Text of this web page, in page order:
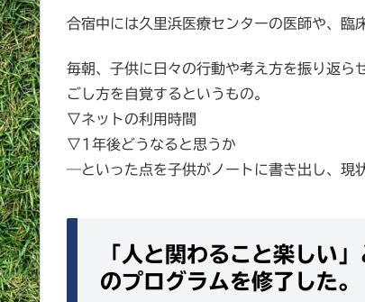
合宿中には久里浜医療センターの医師や、臨
毎朝、子供に日々の行動や考え方を振り返
ごし方を自覚するというもの。
▽ネットの利用時間
▽1年後どうなると思うか
―といった点を子供がノートに書き出し、現
「人と関わること楽しい
のプログラムを修了した。